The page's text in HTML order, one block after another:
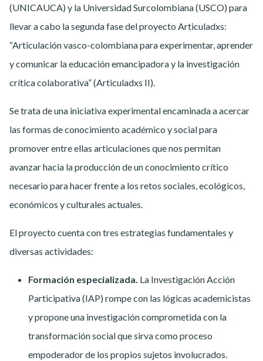
(UNICAUCA) y la Universidad Surcolombiana (USCO) para
llevar a cabo la segunda fase del proyecto Articuladxs:
“Articulación vasco-colombiana para experimentar, aprender
y comunicar la educación emancipadora y la investigación
crítica colaborativa” (Articuladxs II).
Se trata de una iniciativa experimental encaminada a acercar
las formas de conocimiento académico y social para
promover entre ellas articulaciones que nos permitan
avanzar hacia la producción de un conocimiento crítico
necesario para hacer frente a los retos sociales, ecológicos,
económicos y culturales actuales.
El proyecto cuenta con tres estrategias fundamentales y
diversas actividades:
Formación especializada. La Investigación Acción
Participativa (IAP) rompe con las lógicas academicistas
y propone una investigación comprometida con la
transformación social que sirva como proceso
empoderador de los propios sujetos involucrados.